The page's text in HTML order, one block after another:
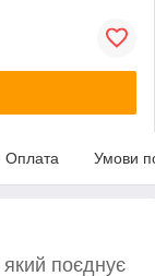
Оплата Умови
поєднує